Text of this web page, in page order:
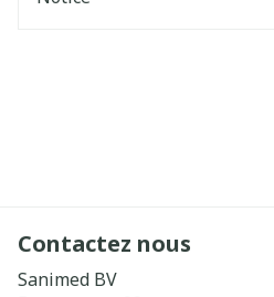
Contactez nous
Sanimed BV